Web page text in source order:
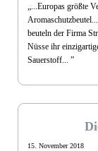
„...Europas größte
beuteln der Firma
Nüsse ihr
Sauerstoff... ”
15. November 2018